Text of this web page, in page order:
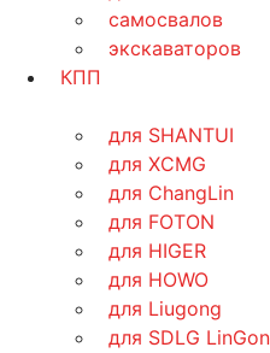
самосвалов
экскаваторов
КПП
для SHANTUI
для XCMG
для ChangLin
для FOTON
для HIGER
для HOWO
для Liugong
для SDLG